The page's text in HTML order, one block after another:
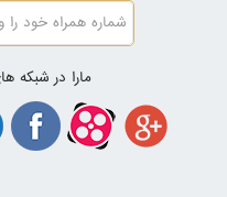
مارا در شبکه